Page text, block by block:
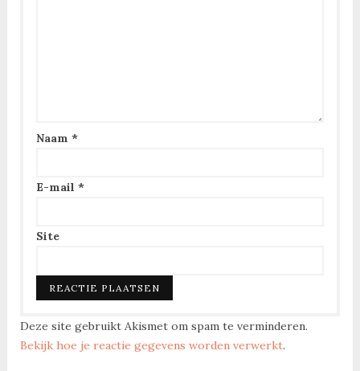
Naam *
E-mail *
Site
Deze site gebruikt Akismet om spam te verminderen.
Bekijk hoe je reactie gegevens worden verwerkt.